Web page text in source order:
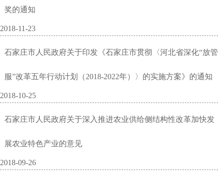
奖的通知
2018-11-23
石家庄市人民政府关于印发《石家庄市贯彻〈河北省深化“放管
服”改革五年行动计划（2018-2022年）〉的实施方案》的通知
2018-10-25
石家庄市人民政府关于深入推进农业供给侧结构性改革加快发
展农业特色产业的意见
2018-09-26